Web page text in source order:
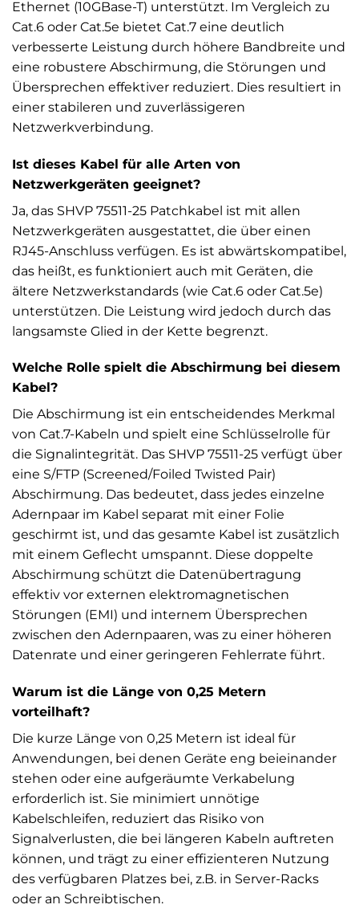
Ethernet (10GBase-T) unterstützt. Im Vergleich zu
Cat.6 oder Cat.5e bietet Cat.7 eine deutlich
verbesserte Leistung durch höhere Bandbreite und
eine robustere Abschirmung, die Störungen und
Übersprechen effektiver reduziert. Dies resultiert in
einer stabileren und zuverlässigeren
Netzwerkverbindung.
Ist dieses Kabel für alle Arten von
Netzwerkgeräten geeignet?
Ja, das SHVP 75511-25 Patchkabel ist mit allen
Netzwerkgeräten ausgestattet, die über einen
RJ45-Anschluss verfügen. Es ist abwärtskompatibel,
das heißt, es funktioniert auch mit Geräten, die
ältere Netzwerkstandards (wie Cat.6 oder Cat.5e)
unterstützen. Die Leistung wird jedoch durch das
langsamste Glied in der Kette begrenzt.
Welche Rolle spielt die Abschirmung bei diesem
Kabel?
Die Abschirmung ist ein entscheidendes Merkmal
von Cat.7-Kabeln und spielt eine Schlüsselrolle für
die Signalintegrität. Das SHVP 75511-25 verfügt über
eine S/FTP (Screened/Foiled Twisted Pair)
Abschirmung. Das bedeutet, dass jedes einzelne
Adernpaar im Kabel separat mit einer Folie
geschirmt ist, und das gesamte Kabel ist zusätzlich
mit einem Geflecht umspannt. Diese doppelte
Abschirmung schützt die Datenübertragung
effektiv vor externen elektromagnetischen
Störungen (EMI) und internem Übersprechen
zwischen den Adernpaaren, was zu einer höheren
Datenrate und einer geringeren Fehlerrate führt.
Warum ist die Länge von 0,25 Metern
vorteilhaft?
Die kurze Länge von 0,25 Metern ist ideal für
Anwendungen, bei denen Geräte eng beieinander
stehen oder eine aufgeräumte Verkabelung
erforderlich ist. Sie minimiert unnötige
Kabelschleifen, reduziert das Risiko von
Signalverlusten, die bei längeren Kabeln auftreten
können, und trägt zu einer effizienteren Nutzung
des verfügbaren Platzes bei, z.B. in Server-Racks
oder an Schreibtischen.